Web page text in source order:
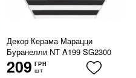
Декор Керама Марацци
Буранелли NT A199 SG2300
209 ГРН
шт